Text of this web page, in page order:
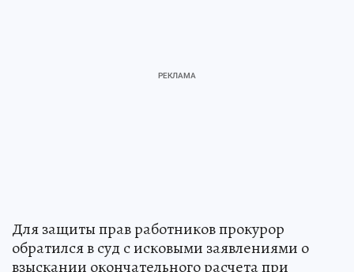
Для защиты прав работников прокурор
обратился в суд с исковыми заявлениями о
взыскании окончательного расчета при